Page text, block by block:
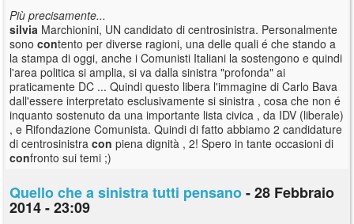
Più precisamente...
silvia Marchionini, UN candidato di centrosinistra. Personalmente
sono contento per diverse ragioni, una delle quali é che stando a
la stampa di oggi, anche i Comunisti Italiani la sostengono e quindi
l'area politica si amplia, si va dalla sinistra "profonda" ai
praticamente DC ... Quindi questo libera l'immagine di Carlo Bava
dall'essere interpretato esclusivamente si sinistra , cosa che non é
inquanto sostenuto da una importante lista civica , da IDV (liberale)
, e Rifondazione Comunista. Quindi di fatto abbiamo 2 candidature
di centrosinistra con piena dignità , 2! Spero in tante occasioni di
confronto sui temi ;)
Quello che a sinistra tutti pensano- 28 Febbraio
2014 - 23:09